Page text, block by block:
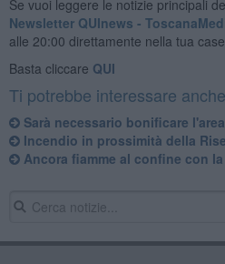
Se vuoi leggere le notizie principali
Newsletter QUInews -
alle 20:00 direttamente nella tua
Basta cliccare QUI
Ti potrebbe interessare
Sarà necessario bonificare
Incendio in prossimità della
Ancora fiamme al confine con la